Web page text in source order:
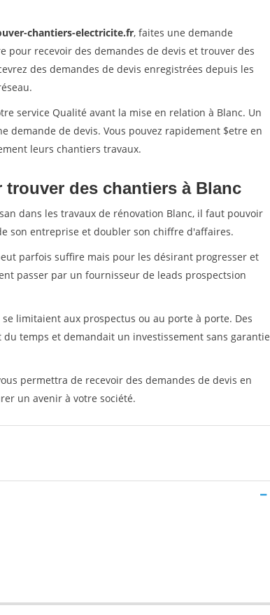
chantiers-electricite.fr, faites une demande
recevoir des demandes de devis et trouver des
des demandes de devis enregistrées depuis les
service Qualité avant la mise en relation à Blanc. Un
demande de devis. Vous pouvez rapidement $etre en
leurs chantiers travaux.
des chantiers à Blanc
dans les travaux de rénovation Blanc, il faut pouvoir
son entreprise et doubler son chiffre d'affaires.
parfois suffire mais pour les désirant progresser et
passer par un fournisseur de leads prospectsion
limitaient aux prospectus ou au porte à porte. Des
temps et demandait un investissement sans garantie
permettra de recevoir des demandes de devis en
un avenir à votre société.